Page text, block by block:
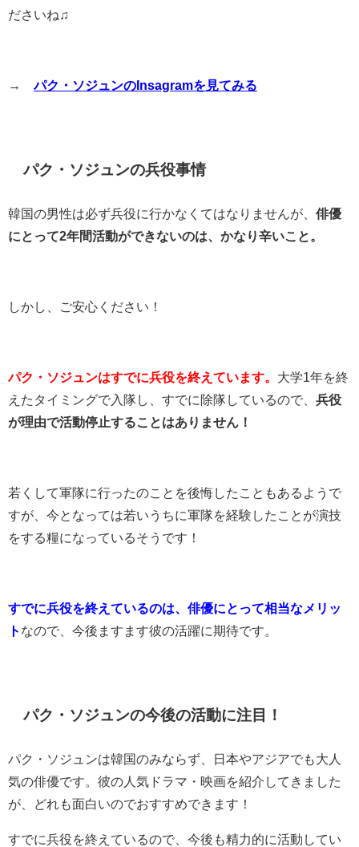
ださいね♫
→ パク・ソジュンのInsagramを見てみる
パク・ソジュンの兵役事情
韓国の男性は必ず兵役に行かなくてはなりませんが、 俳優
にとって2年間活動ができないのは、かなり辛いこと。
しかし、ご安心ください！
パク・ソジュンはすでに兵役を終えています。 大学1年を終
えたタイミングで入隊し、すでに除隊しているので、 兵役
が理由で活動停止することはありません！
若くして軍隊に行ったのことを後悔したこともあるようで
すが、今となっては若いうちに軍隊を経験したことが演技
をする糧になっているそうです！
すでに兵役を終えているのは、俳優にとって相当なメリッ
ト なので、今後ますます彼の活躍に期待です。
パク・ソジュンの今後の活動に注目！
パク・ソジュンは韓国のみならず、日本やアジアでも大人
気の俳優です。彼の人気ドラマ・映画を紹介してきました
が、どれも面白いのでおすすめできます！
すでに兵役を終えているので、今後も精力的に活動してい